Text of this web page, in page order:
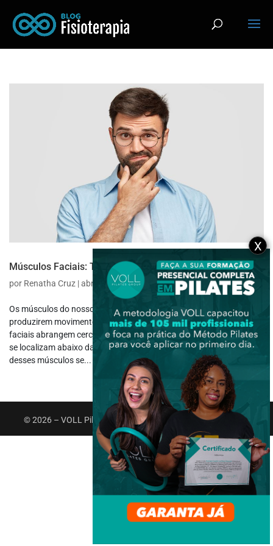
Músculos Faciais: Tudo o que você deve saber!
por Renatha Cruz |abr 28, 2021|Destaque,Fisiologia
Os músculos do nosso corpo são estruturas adaptadas para
produzirem movimento, e na face não é diferente. Os músculos
faciais abrangem cerca de 20 músculos esqueléticos e planos, que
se localizam abaixo da pele do rosto. Portanto, a maior parte
desses músculos se...
© 2026 – VOLL Pilates Group. Todos os direitos reservados.
X